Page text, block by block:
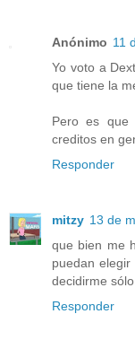
Anónimo 11
Yo voto a
que tiene la
Pero es
creditos en
Responder
mitzy 13 de
que bien me
puedan
decidirme
Responder